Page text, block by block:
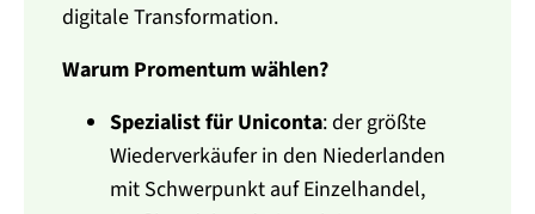
digitale Transformation.
Warum Promentum wählen?
Spezialist für Uniconta: der größte
Wiederverkäufer in den Niederlanden
mit Schwerpunkt auf Einzelhandel,